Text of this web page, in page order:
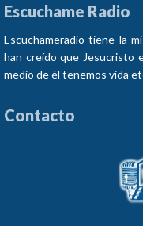
Escuchame Radio
Escuchameradio tiene la
han creído que Jesucristo
medio de él tenemos vida
Contacto